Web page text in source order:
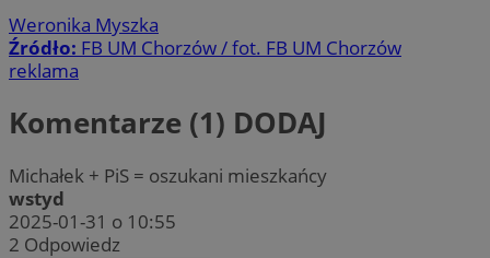
Weronika Myszka
Źródło: FB UM Chorzów / fot. FB UM Chorzów
reklama
Komentarze (1) DODAJ
Michałek + PiS = oszukani mieszkańcy
wstyd
2025-01-31 o 10:55
2 Odpowiedz